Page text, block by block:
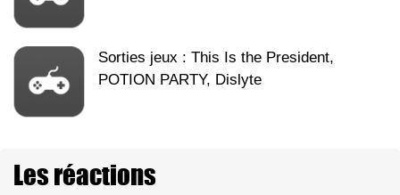
Sorties jeux : This Is the President,
POTION PARTY, Dislyte
Les réactions